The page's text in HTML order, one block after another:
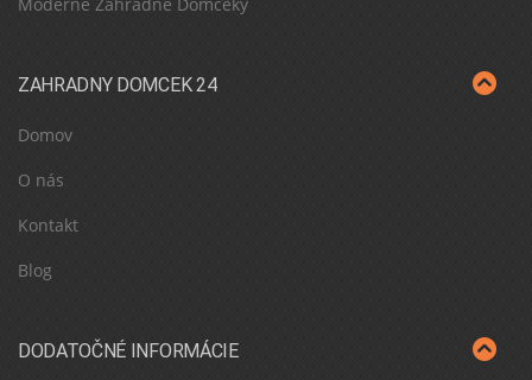
ZAHRADNY DOMCEK 24
Domov
O nás
Kontakt
Blog
DODATOČNÉ INFORMÁCIE